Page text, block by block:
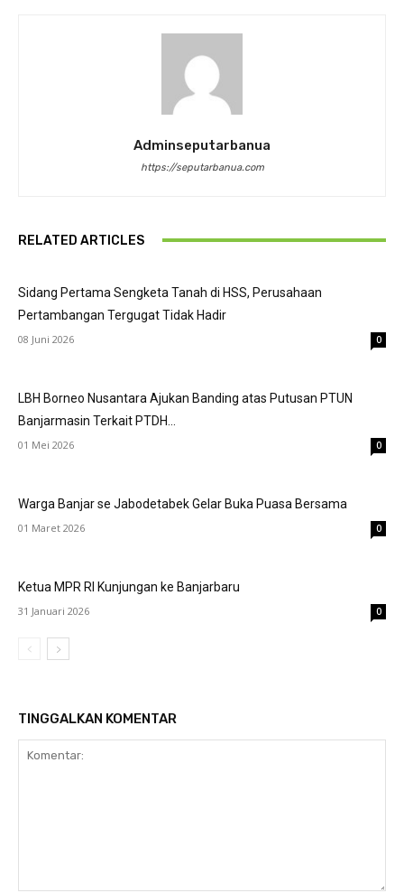
Adminseputarbanua
https://seputarbanua.com
RELATED ARTICLES
Sidang Pertama Sengketa Tanah di HSS, Perusahaan
Pertambangan Tergugat Tidak Hadir
08 Juni 2026 0
LBH Borneo Nusantara Ajukan Banding atas Putusan PTUN
Banjarmasin Terkait PTDH...
01 Mei 2026 0
Warga Banjar se Jabodetabek Gelar Buka Puasa Bersama
01 Maret 2026 0
Ketua MPR RI Kunjungan ke Banjarbaru
31 Januari 2026 0
TINGGALKAN KOMENTAR